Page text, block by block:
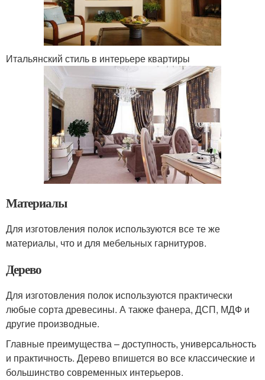
Итальянский стиль в интерьере квартиры
Материалы
Для изготовления полок используются все те же
материалы, что и для мебельных гарнитуров.
Дерево
Для изготовления полок используются практически
любые сорта древесины. А также фанера, ДСП, МДФ и
другие производные.
Главные преимущества – доступность, универсальность
и практичность. Дерево впишется во все классические и
большинство современных интерьеров.